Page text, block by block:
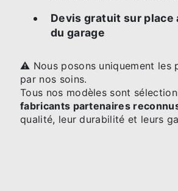
Devis gratuit sur place
du garage
⚠️ Nous posons uniquement les
par nos soins.
Tous nos modèles sont
fabricants partenaires
qualité, leur durabilité et leurs